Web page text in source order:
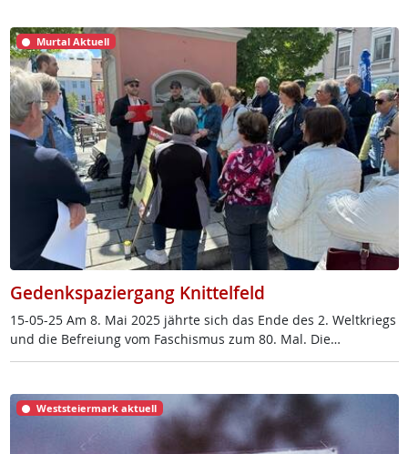
Murtal Aktuell
Gedenkspaziergang Knittelfeld
15-05-25 Am 8. Mai 2025 jähr­te sich das En­de des 2. Welt­kriegs
und die Be­f­rei­ung vom Fa­schis­mus zum 80. Mal. Die…
Weststeiermark aktuell